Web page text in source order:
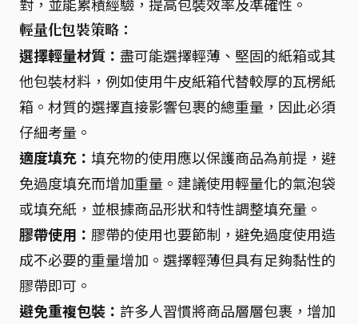
輕量化包裝策略：
選擇輕量材質： 盡可能選擇輕薄、堅固的紙箱或其
他包裝材料，例如使用牛皮紙箱代替較厚的瓦楞紙
箱。材質的選擇直接影響包裹的總重量，因此必須
仔細考量。
適度填充： 填充物的使用應以保護商品為前提，避
免過度填充而增加重量。建議使用輕量化的氣泡袋
或填充紙，並根據商品形狀和特性調整填充量。
膠帶使用： 膠帶的使用也要節制，避免過度使用造
成不必要的重量增加。選擇輕薄但具有足夠黏性的
膠帶即可。
避免重複包裝： 許多人習慣將商品層層包裹，增加